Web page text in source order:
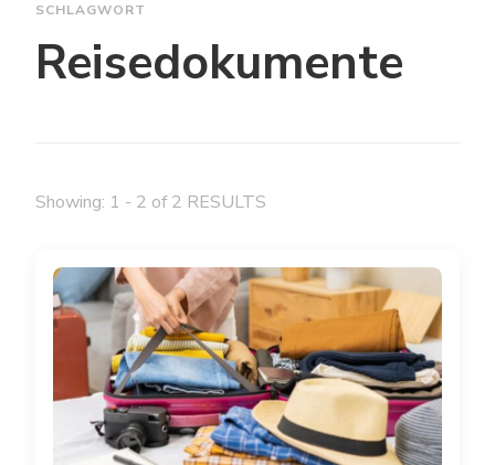
SCHLAGWORT
Reisedokumente
Showing: 1 - 2 of 2 RESULTS